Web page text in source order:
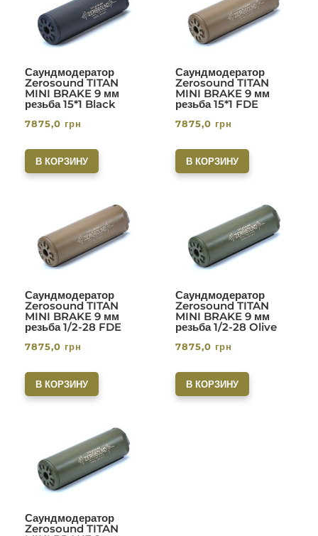
Саундмодератор
Zerosound TITAN
MINI BRAKE 9 мм
резьба 15*1 Black
7875,0 грн
В КОРЗИНУ
Саундмодератор
Zerosound TITAN
MINI BRAKE 9 мм
резьба 15*1 FDE
7875,0 грн
В КОРЗИНУ
Саундмодератор
Zerosound TITAN
MINI BRAKE 9 мм
резьба 1/2-28 FDE
7875,0 грн
В КОРЗИНУ
Саундмодератор
Zerosound TITAN
MINI BRAKE 9 мм
резьба 1/2-28 Olive
7875,0 грн
В КОРЗИНУ
Саундмодератор
Zerosound TITAN